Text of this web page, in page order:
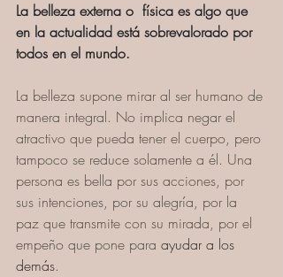
La belleza externa o  física es algo que
en la actualidad está sobrevalorado por
todos en el mundo.
La belleza supone mirar al ser humano de
manera integral. No implica negar el
atractivo que pueda tener el cuerpo, pero
tampoco se reduce solamente a él. Una
persona es bella por sus acciones, por
sus intenciones, por su alegría, por la
paz que transmite con su mirada, por el
empeño que pone para ayudar a los
demás.